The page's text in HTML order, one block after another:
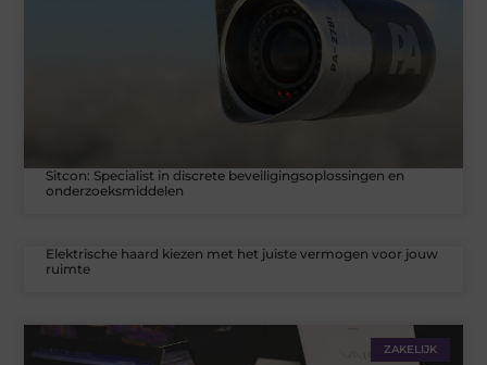
Sitcon: Specialist in discrete beveiligingsoplossingen en
onderzoeksmiddelen
Elektrische haard kiezen met het juiste vermogen voor jouw
ruimte
ZAKELIJK